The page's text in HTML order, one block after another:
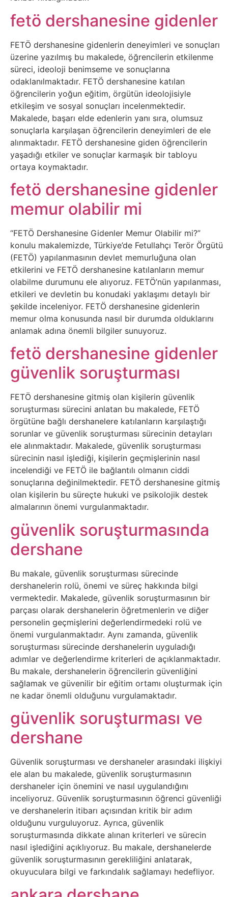
Tasarım
Güvenlik
Haber
Hayvanlar
Hobi
Hosting
Hukuk
İnstagram
İnternet
İnternetten
Para
Kazanma
Kadın
Kim
Kimdir
Kitap
Komedi
Kültür
Sanat
Metaverse
Mobil
Müzik
Oyun
Projeler
ve
Fikirler
Psikoloji
Sağlık
Scriptler
Seo
Sigorta
Sinema
Spor
Tarih
fetö dershanesine gidenler
FETÖ dershanesine gidenlerin deneyimleri ve sonuçları
üzerine yazılmış bu makalede, öğrencilerin etkilenme
süreci, ideoloji benimseme ve sonuçlarına
odaklanılmaktadır. FETÖ dershanesine katılan
öğrencilerin yoğun eğitim, örgütün ideolojisiyle
etkileşim ve sosyal sonuçları incelenmektedir.
Makalede, başarı elde edenlerin yanı sıra, olumsuz
sonuçlarla karşılaşan öğrencilerin deneyimleri de ele
alınmaktadır. FETÖ dershanesine giden öğrencilerin
yaşadığı etkiler ve sonuçlar karmaşık bir tabloyu
ortaya koymaktadır.
fetö dershanesine gidenler
memur olabilir mi
“FETÖ Dershanesine Gidenler Memur Olabilir mi?”
konulu makalemizde, Türkiye’de Fetullahçı Terör Örgütü
(FETÖ) yapılanmasının devlet memurluğuna olan
etkilerini ve FETÖ dershanesine katılanların memur
olabilme durumunu ele alıyoruz. FETÖ’nün yapılanması,
etkileri ve devletin bu konudaki yaklaşımı detaylı bir
şekilde inceleniyor. FETÖ dershanesine gidenlerin
memur olma konusunda nasıl bir durumda olduklarını
anlamak adına önemli bilgiler sunuyoruz.
fetö dershanesine gidenler
güvenlik soruşturması
FETÖ dershanesine gitmiş olan kişilerin güvenlik
soruşturması sürecini anlatan bu makalede, FETÖ
örgütüne bağlı dershanelere katılanların karşılaştığı
sorunlar ve güvenlik soruşturması sürecinin detayları
ele alınmaktadır. Makalede, güvenlik soruşturması
sürecinin nasıl işlediği, kişilerin geçmişlerinin nasıl
incelendiği ve FETÖ ile bağlantılı olmanın ciddi
sonuçlarına değinilmektedir. FETÖ dershanesine gitmiş
olan kişilerin bu süreçte hukuki ve psikolojik destek
almalarının önemi vurgulanmaktadır.
güvenlik soruşturmasında
dershane
Bu makale, güvenlik soruşturması sürecinde
dershanelerin rolü, önemi ve süreç hakkında bilgi
vermektedir. Makalede, güvenlik soruşturmasının bir
parçası olarak dershanelerin öğretmenlerin ve diğer
personelin geçmişlerini değerlendirmedeki rolü ve
önemi vurgulanmaktadır. Aynı zamanda, güvenlik
soruşturması sürecinde dershanelerin uyguladığı
adımlar ve değerlendirme kriterleri de açıklanmaktadır.
Bu makale, dershanelerin öğrencilerin güvenliğini
sağlamak ve güvenilir bir eğitim ortamı oluşturmak için
ne kadar önemli olduğunu vurgulamaktadır.
güvenlik soruşturması ve
dershane
Güvenlik soruşturması ve dershaneler arasındaki ilişkiyi
ele alan bu makalede, güvenlik soruşturmasının
dershaneler için önemini ve nasıl uygulandığını
inceliyoruz. Güvenlik soruşturmasının öğrenci güvenliği
ve dershanelerin itibarı açısından kritik bir adım
olduğunu vurguluyoruz. Ayrıca, güvenlik
soruşturmasında dikkate alınan kriterleri ve sürecin
nasıl işlediğini açıklıyoruz. Bu makale, dershanelerde
güvenlik soruşturmasının gerekliliğini anlatarak,
okuyuculara bilgi ve farkındalık sağlamayı hedefliyor.